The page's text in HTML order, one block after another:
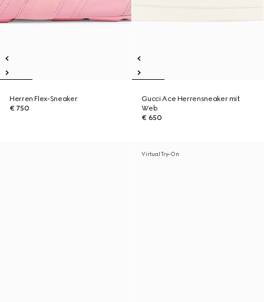
Herren Flex-Sneaker
€ 750
Gucci Ace Herrensneaker mit
Web
€ 650
Virtual Try-On